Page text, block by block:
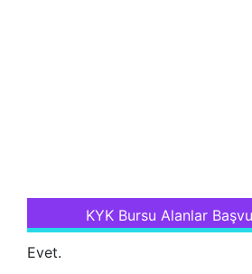
KYK Bursu Alanlar
Evet.